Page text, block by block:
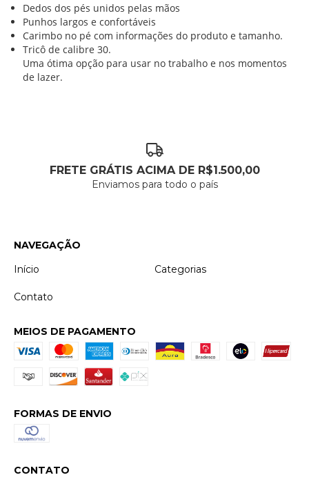
Dedos dos pés unidos pelas mãos
Punhos largos e confortáveis
Carimbo no pé com informações do produto e tamanho.
Tricô de calibre 30.
Uma ótima opção para usar no trabalho e nos momentos
de lazer.
FRETE GRÁTIS ACIMA DE R$1.500,00
Enviamos para todo o país
NAVEGAÇÃO
Início
Categorias
Contato
MEIOS DE PAGAMENTO
FORMAS DE ENVIO
CONTATO